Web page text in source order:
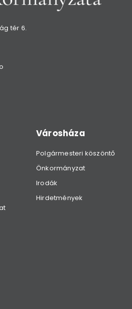
tér 6.
Városháza
Polgármesteri köszöntő
Önkormányzat
Irodák
Hirdetmények